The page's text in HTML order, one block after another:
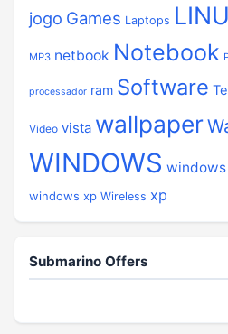
jogo Games Laptops
MP3 netbook Notebook
processador ram Software
Video vista wallpaper
WINDOWS windows
windows xp Wireless xp
Submarino Offers